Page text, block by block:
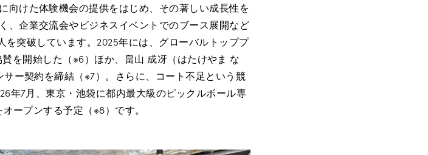
向けた体験機会の提供をはじめ、その著しい成長性を
、企業交流会やビジネスイベントでのブース展開など
を突破しています。2025年には、グローバルトッププ
を開始した（※6）ほか、畠山 成冴（はたけやま な
ー契約を締結（※7）。さらに、コート不足という競
年7月、東京・池袋に都内最大級のピックルボール専
ープンする予定（※8）です。